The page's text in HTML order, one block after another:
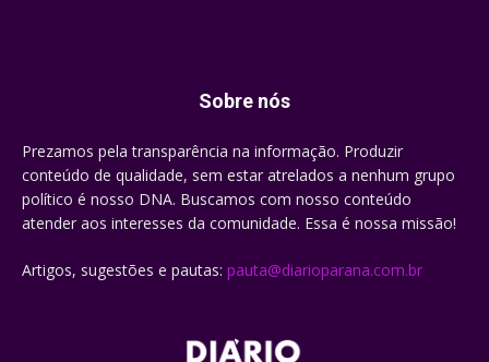
Sobre nós
Prezamos pela transparência na informação. Produzir
conteúdo de qualidade, sem estar atrelados a nenhum grupo
político é nosso DNA. Buscamos com nosso conteúdo
atender aos interesses da comunidade. Essa é nossa missão!
Artigos, sugestões e pautas: pauta@diarioparana.com.br